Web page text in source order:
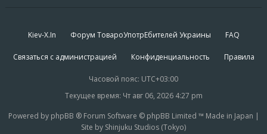
Kiev-X.In Форум ТовароУпотрЕбителей Украины FAQ
Связаться с администрацией Конфиденциальность Правила
Часовой пояс: UTC+03:00
Текущее время: Чт авг 06, 2026 4:27 pm
Powered by phpBB ® Forum Software © phpBB Limited ™ Made in Japan |
Site by Shinjuku Studios (Tokyo)